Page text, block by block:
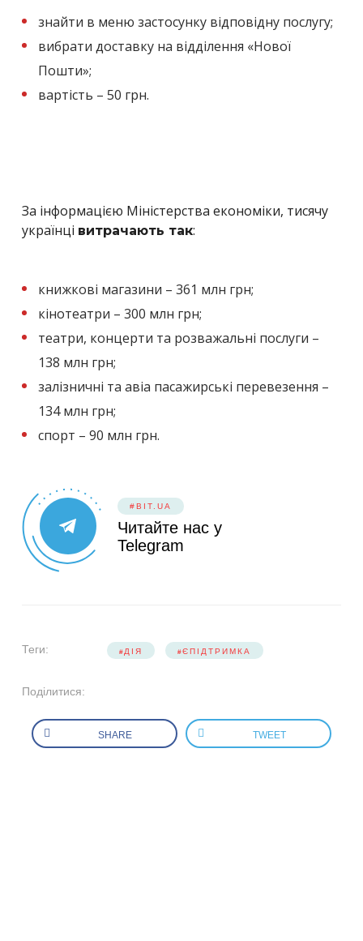
знайти в меню застосунку відповідну послугу;
вибрати доставку на відділення «Нової
Пошти»;
вартість – 50 грн.
За інформацією Міністерства економіки, тисячу
українці витрачають так:
книжкові магазини – 361 млн грн;
кінотеатри – 300 млн грн;
театри, концерти та розважальні послуги –
138 млн грн;
залізничні та авіа пасажирські перевезення –
134 млн грн;
спорт – 90 млн грн.
#BIT.UA
Читайте нас у
Telegram
Теги: ДІЯ ЄПІДТРИМКА
Поділитися:
SHARE TWEET